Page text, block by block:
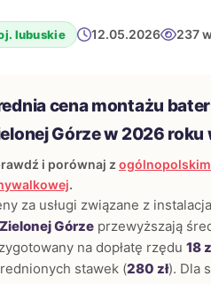
lubuskie 12.05.2026 237
cena montażu
Górze w 2026 roku
i porównaj z
.
za usługi związane z
Zielonej Górze przewyższają
na dopłatę rzędu 18
stawek (280 zł). Dla